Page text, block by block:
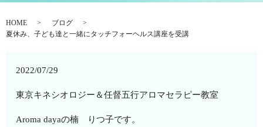
HOME
ブログ
夏休み、子ども達と一緒にタッチフォーヘルス講座を受講
2022/07/29
東京キネシオロジー＆任督五行アロマセラピー教室
Aroma dayaの楠 りつ子です。